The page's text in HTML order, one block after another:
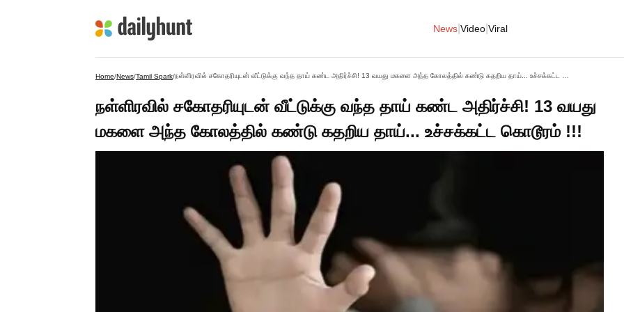
News Video Viral
Home/News/Tamil Spark/
நள்ளிரவில் சகோதரியுடன் வீட்டுக்கு வந்த தாய் கண்ட அதிர்ச்சி! 13 வயது
மகளை அந்த கோலத்தில் கண்டு கதறிய தாய்... உச்சக்கட்ட கொடூரம் !!!